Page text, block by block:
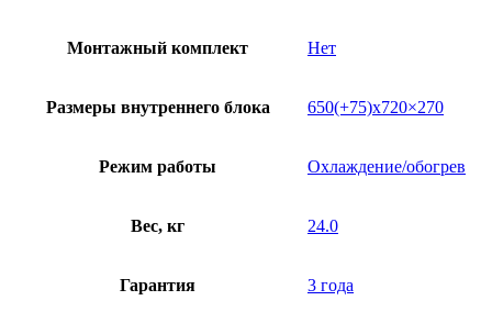
Монтажный комплект Нет
Размеры внутреннего блока 650(+75)х720×270
Режим работы Охлаждение/обогрев
Вес, кг 24.0
Гарантия 3 года